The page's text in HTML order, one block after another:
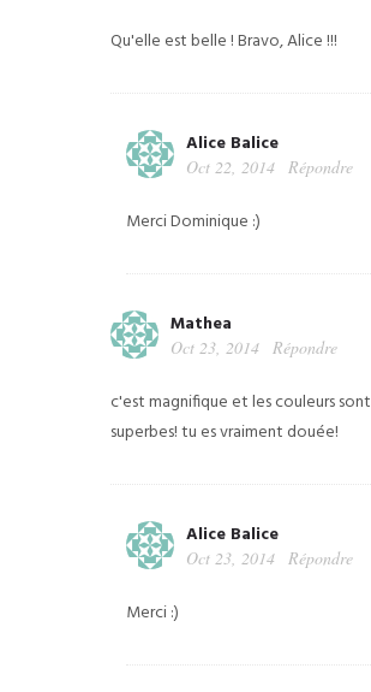
Qu'elle est belle ! Bravo, Alice !!!
Alice Balice
Oct 22, 2014 Répondre
Merci Dominique :)
Mathea
Oct 23, 2014 Répondre
c'est magnifique et les couleurs sont
superbes! tu es vraiment douée!
Alice Balice
Oct 23, 2014 Répondre
Merci :)